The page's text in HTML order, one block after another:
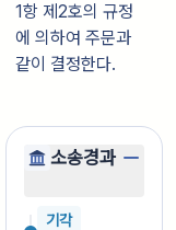
1항 제2호의 규정
에 의하여 주문과
같이 결정한다.
소송경과
기각